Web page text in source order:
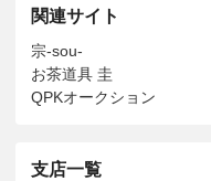
関連サイト
宗-sou-
お茶道具 圭
QPKオークション
支店一覧